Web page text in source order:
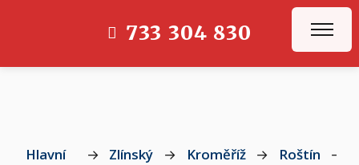
733 304 830
Hlavní
→
Zlínský
→ Kroměříž → Roštín →